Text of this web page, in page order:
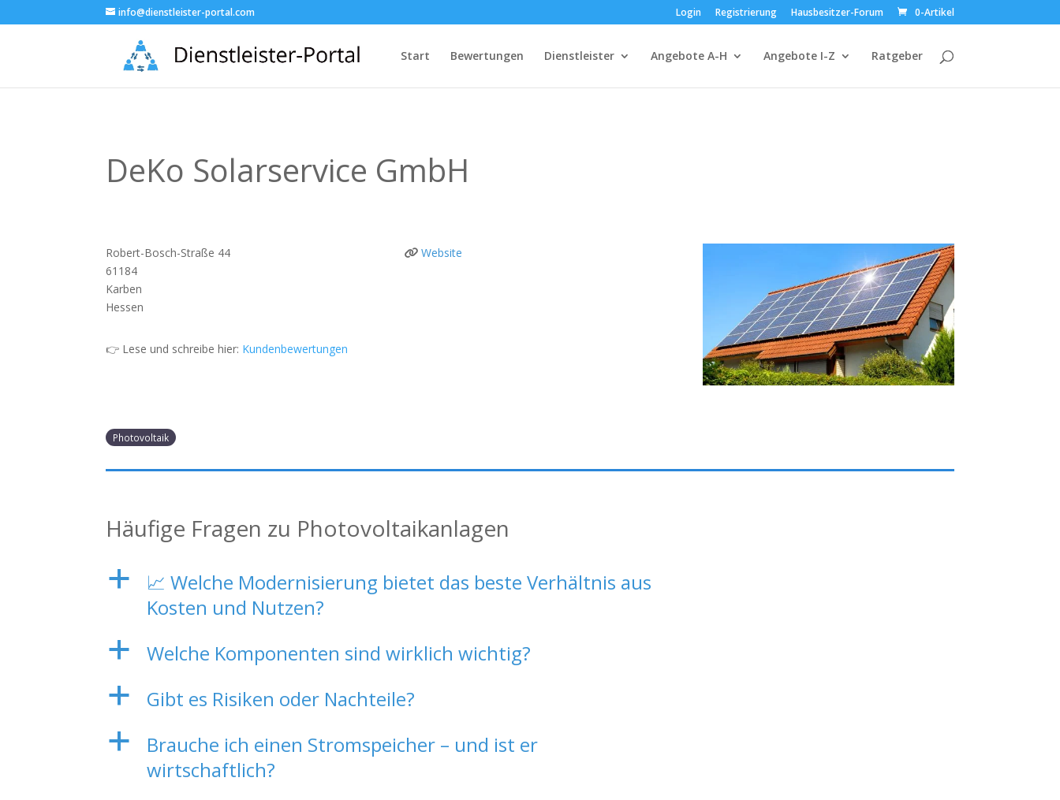
info@dienstleister-portal.com Login Registrierung Hausbesitzer-Forum 0-Artikel
Start Bewertungen Dienstleister Angebote A-H Angebote I-Z Ratgeber
DeKo Solarservice GmbH
Robert-Bosch-Straße 44
61184
Karben
Hessen
👉 Lese und schreibe hier: Kundenbewertungen
Website
Photovoltaik
Häufige Fragen zu Photovoltaikanlagen
a
📈 Welche Modernisierung bietet das beste Verhältnis aus
Kosten und Nutzen?
a Welche Komponenten sind wirklich wichtig?
a Gibt es Risiken oder Nachteile?
a
Brauche ich einen Stromspeicher – und ist er
wirtschaftlich?